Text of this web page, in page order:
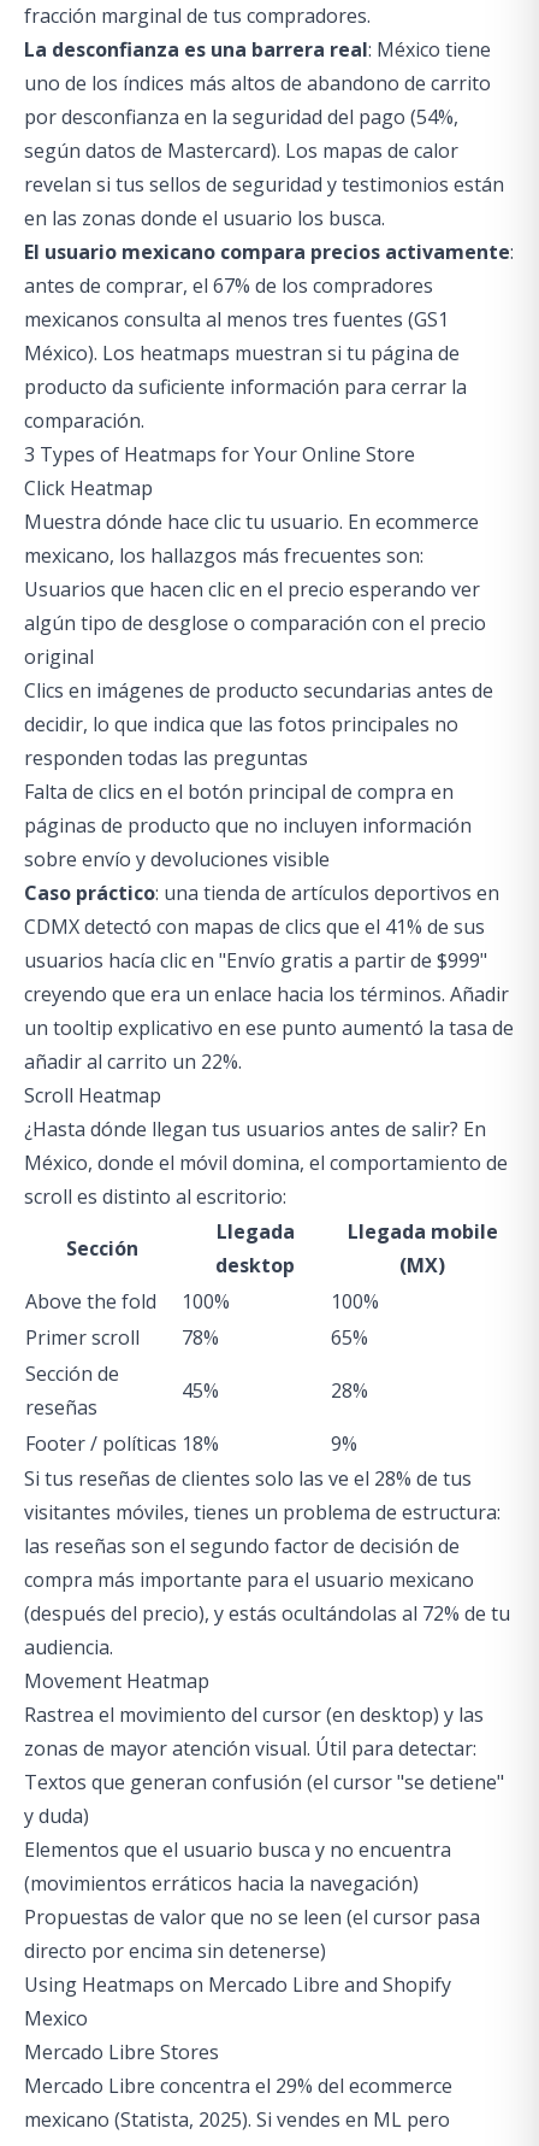
fracción marginal de tus compradores.
La desconfianza es una barrera real: México tiene
uno de los índices más altos de abandono de carrito
por desconfianza en la seguridad del pago (54%,
según datos de Mastercard). Los mapas de calor
revelan si tus sellos de seguridad y testimonios están
en las zonas donde el usuario los busca.
El usuario mexicano compara precios activamente:
antes de comprar, el 67% de los compradores
mexicanos consulta al menos tres fuentes (GS1
México). Los heatmaps muestran si tu página de
producto da suficiente información para cerrar la
comparación.
3 Types of Heatmaps for Your Online Store
Click Heatmap
Muestra dónde hace clic tu usuario. En ecommerce
mexicano, los hallazgos más frecuentes son:
Usuarios que hacen clic en el precio esperando ver
algún tipo de desglose o comparación con el precio
original
Clics en imágenes de producto secundarias antes de
decidir, lo que indica que las fotos principales no
responden todas las preguntas
Falta de clics en el botón principal de compra en
páginas de producto que no incluyen información
sobre envío y devoluciones visible
Caso práctico: una tienda de artículos deportivos en
CDMX detectó con mapas de clics que el 41% de sus
usuarios hacía clic en "Envío gratis a partir de $999"
creyendo que era un enlace hacia los términos. Añadir
un tooltip explicativo en ese punto aumentó la tasa de
añadir al carrito un 22%.
Scroll Heatmap
¿Hasta dónde llegan tus usuarios antes de salir? En
México, donde el móvil domina, el comportamiento de
scroll es distinto al escritorio:
Sección
Llegada
desktop
Llegada mobile
(MX)
Above the fold
100%
100%
Primer scroll
78%
65%
Sección de
reseñas
45%
28%
Footer / políticas 18%
9%
Si tus reseñas de clientes solo las ve el 28% de tus
visitantes móviles, tienes un problema de estructura:
las reseñas son el segundo factor de decisión de
compra más importante para el usuario mexicano
(después del precio), y estás ocultándolas al 72% de tu
audiencia.
Movement Heatmap
Rastrea el movimiento del cursor (en desktop) y las
zonas de mayor atención visual. Útil para detectar:
Textos que generan confusión (el cursor "se detiene"
y duda)
Elementos que el usuario busca y no encuentra
(movimientos erráticos hacia la navegación)
Propuestas de valor que no se leen (el cursor pasa
directo por encima sin detenerse)
Using Heatmaps on Mercado Libre and Shopify
Mexico
Mercado Libre Stores
Mercado Libre concentra el 29% del ecommerce
mexicano (Statista, 2025). Si vendes en ML pero